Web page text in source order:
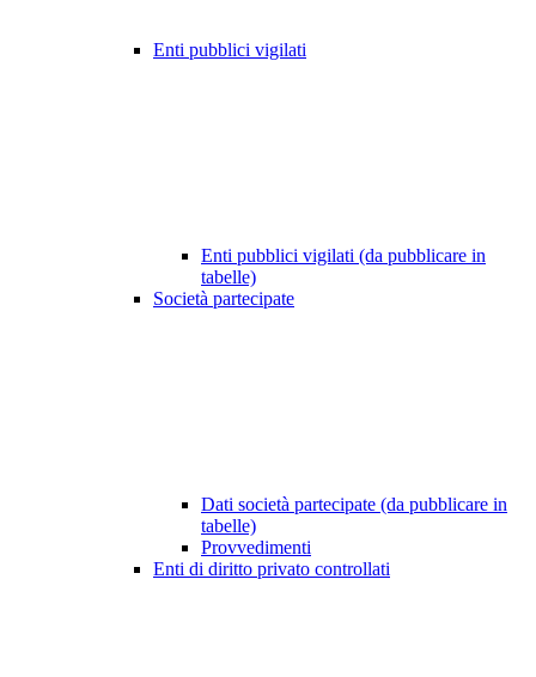
Enti pubblici vigilati
Enti pubblici vigilati (da pubblicare in
tabelle)
Società partecipate
Dati società partecipate (da pubblicare in
tabelle)
Provvedimenti
Enti di diritto privato controllati